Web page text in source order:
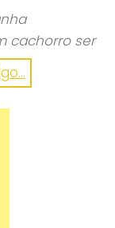
cachorro ser
nós, que
acrescentou.